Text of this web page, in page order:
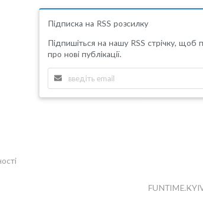
Підписка на RSS розсилку
Підпишіться на нашу RSS стрічку, щоб
про нові публікації.